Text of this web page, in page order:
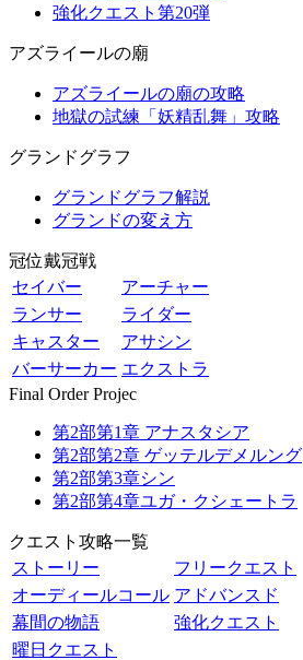
強化クエスト第20弾
アズライールの廟
アズライールの廟の攻略
地獄の試練「妖精乱舞」攻略
グランドグラフ
グランドグラフ解説
グランドの変え方
冠位戴冠戦
セイバー
アーチャー
ランサー
ライダー
キャスター
アサシン
バーサーカー エクストラ
Final Order Projec
第2部第1章 アナスタシア
第2部第2章 ゲッテルデメルング
第2部第3章シン
第2部第4章ユガ・クシェートラ
クエスト攻略一覧
ストーリー
フリークエスト
オーディールコール アドバンスド
幕間の物語
強化クエスト
曜日クエスト